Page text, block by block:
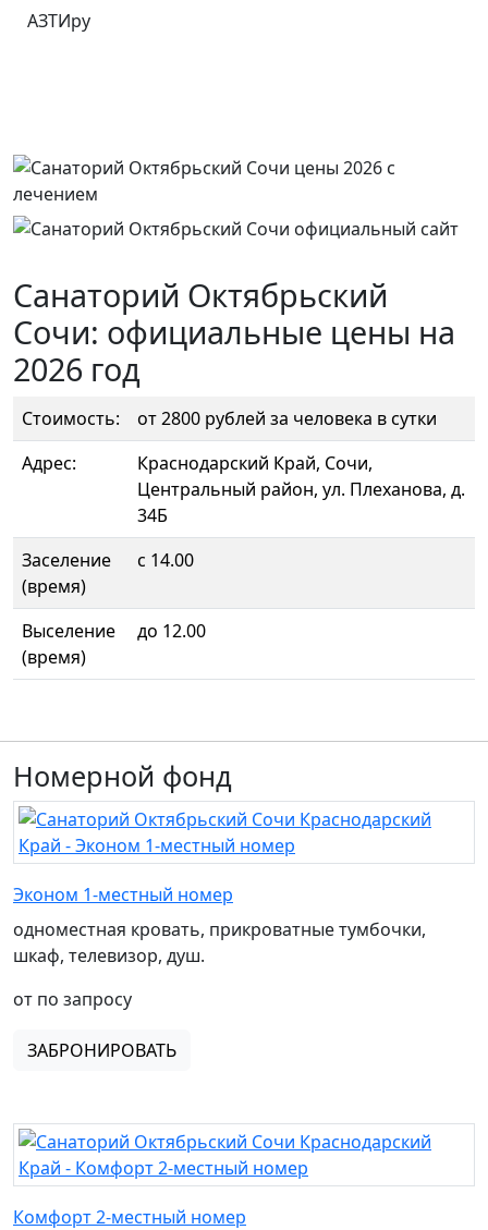
АЗТИру
Санаторий Октябрьский
Сочи: официальные цены на
2026 год
Стоимость:
от 2800 рублей за человека в сутки
Адрес:
Краснодарский Край, Сочи,
Центральный район, ул. Плеханова, д.
34Б
Заселение
(время)
с 14.00
Выселение
(время)
до 12.00
Номерной фонд
Эконом 1-местный номер
одноместная кровать, прикроватные тумбочки,
шкаф, телевизор, душ.
от по запросу
ЗАБРОНИРОВАТЬ
Комфорт 2-местный номер